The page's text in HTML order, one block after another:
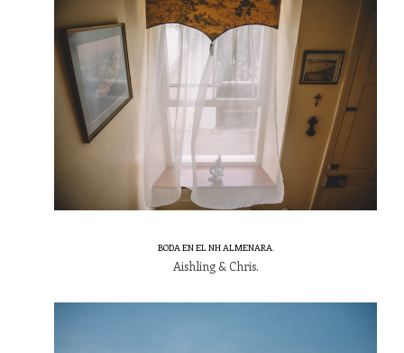
BODA EN EL NH ALMENARA.
Aishling & Chris.